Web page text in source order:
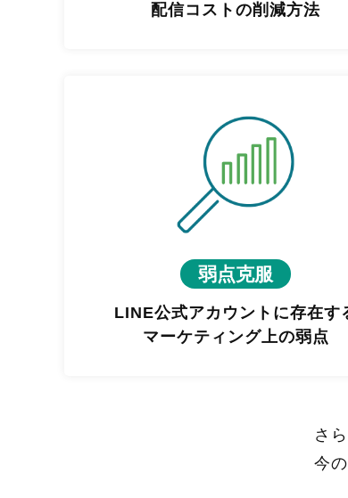
配信コストの削減方法
弱点克服
LINE公式アカウントに存在す
マーケティング上の弱点
さ
今